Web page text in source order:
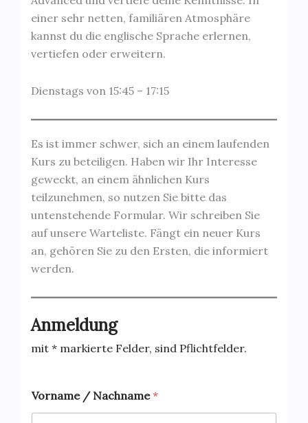
einer sehr netten, familiären Atmosphäre
kannst du die englische Sprache erlernen,
vertiefen oder erweitern.
Dienstags von 15:45 – 17:15
Es ist immer schwer, sich an einem laufenden
Kurs zu beteiligen. Haben wir Ihr Interesse
geweckt, an einem ähnlichen Kurs
teilzunehmen, so nutzen Sie bitte das
untenstehende Formular. Wir schreiben Sie
auf unsere Warteliste. Fängt ein neuer Kurs
an, gehören Sie zu den Ersten, die informiert
werden.
Anmeldung
mit * markierte Felder, sind Pflichtfelder.
Vorname / Nachname*